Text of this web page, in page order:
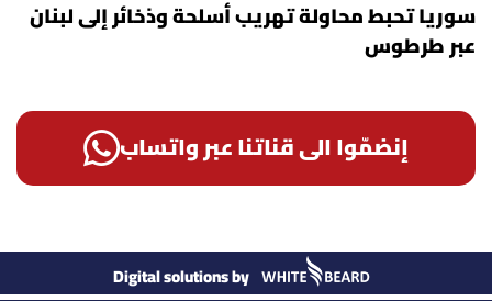
سوريا تحبط محاولة تهريب أسلحة وذخائر إلى لبنان
عبر طرطوس
إنضمّوا الى قناتنا عبر واتساب
Digital solutions by